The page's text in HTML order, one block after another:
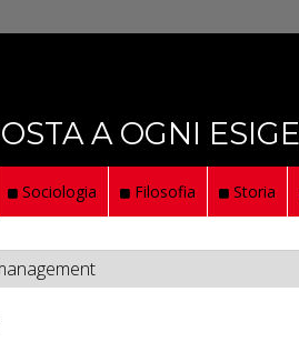
A OGNI
Sociologia Filosofia Storia